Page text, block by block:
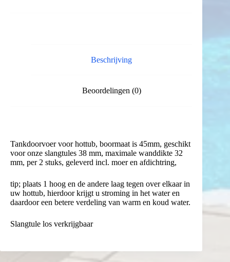
Beschrijving
Beoordelingen (0)
Tankdoorvoer voor hottub, boormaat is 45mm, geschikt
voor onze slangtules 38 mm, maximale wanddikte 32
mm, per 2 stuks, geleverd incl. moer en afdichtring,
tip; plaats 1 hoog en de andere laag tegen over elkaar in
uw hottub, hierdoor krijgt u stroming in het water en
daardoor een betere verdeling van warm en koud water.
Slangtule los verkrijgbaar